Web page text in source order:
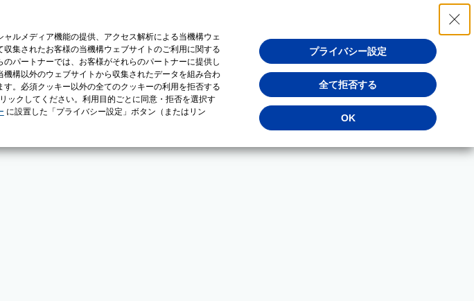
ルメディア機能の提供、アクセス解析による当機構ウェ
集されたお客様の当機構ウェブサイトのご利用に関する
パートナーでは、お客様がそれらのパートナーに提供し
構以外のウェブサイトから収集されたデータを組み合わ
。必須クッキー以外の全てのクッキーの利用を拒否する
ックしてください。利用目的ごとに同意・拒否を選択す
に設置した「プライバシー設定」ボタン（またはリン
プライバシー設定
全て拒否する
OK